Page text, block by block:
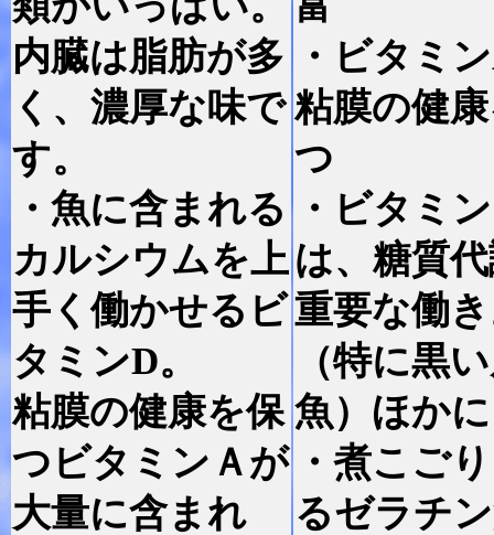
内臓は脂肪が多
く、濃厚な味で
す。
・魚に含まれる
カルシウムを上
手く働かせるビ
タミンD。
粘膜の健康を保
つビタミンＡが
大量に含まれ
・ビタミ
粘膜の健
つ
・ビタミ
は、糖質
重要な働
（特に黒
魚）ほかに
・煮こご
るゼラチ